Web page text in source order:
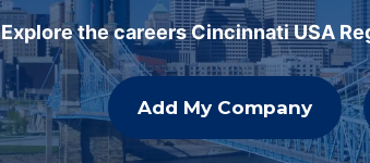
Explore the careers Cincinnati USA
Add My Company